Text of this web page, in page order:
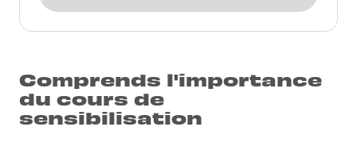
Comprends l'importance
du cours de
sensibilisation